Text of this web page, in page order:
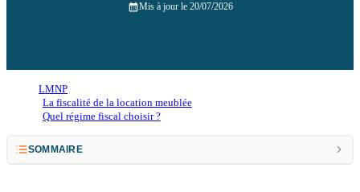
Mis à jour le 20/07/2026
LMNP
La fiscalité de la location meublée
Quel régime fiscal choisir ?
SOMMAIRE